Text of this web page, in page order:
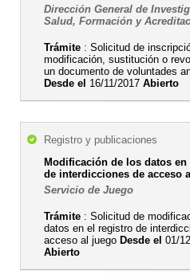
Dirección General de
Salud, Formación y
Trámite : Solicitud de
modificación, sustitución o
un documento de voluntades
Desde el 16/11/2017 Abierto
Registro y publicaciones
Modificación de los datos
de interdicciones de acceso
Servicio de Juego
Trámite : Solicitud de
datos en el registro de
acceso al juego Desde el 01/
Abierto